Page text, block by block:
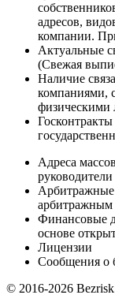
адресов,
компании.
Актуальные
(Cвежая
Наличие
компаниями,
физическими
Адреса
руководители
Арбитражные
арбитражным
Финансовые
основе
Лицензии
Сообщения о
© 2016-2026